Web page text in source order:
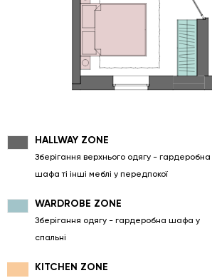
HALLWAY ZONE
Зберігання верхнього одягу - гардеробна
шафа ті інші меблі у передпокої
WARDROBE ZONE
Зберігання одягу - гардеробна шафа у
спальні
KITCHEN ZONE